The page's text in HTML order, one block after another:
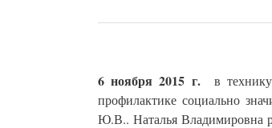
6 ноября 2015 г.в
профилактике социально
Ю.В.. Наталья Владимировна